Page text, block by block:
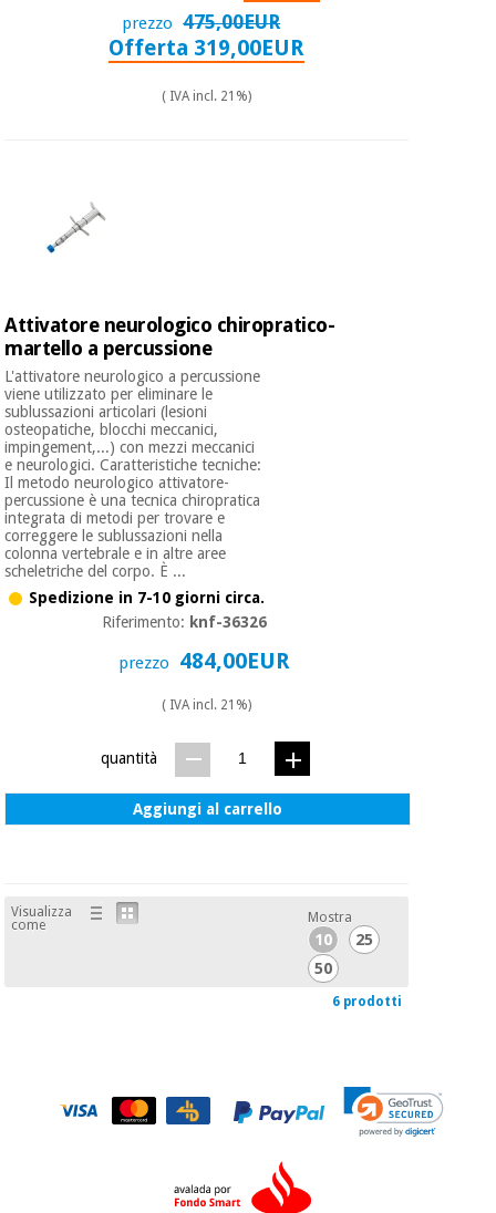
prezzo 475,00EUR
Offerta 319,00EUR
( IVA incl. 21%)
Attivatore neurologico chiropratico-
martello a percussione
L'attivatore neurologico a percussione
viene utilizzato per eliminare le
sublussazioni articolari (lesioni
osteopatiche, blocchi meccanici,
impingement,...) con mezzi meccanici
e neurologici. Caratteristiche tecniche:
Il metodo neurologico attivatore-
percussione è una tecnica chiropratica
integrata di metodi per trovare e
correggere le sublussazioni nella
colonna vertebrale e in altre aree
scheletriche del corpo. È ...
Spedizione in 7-10 giorni circa.
Riferimento: knf-36326
prezzo 484,00EUR
( IVA incl. 21%)
quantità
Aggiungi al carrello
Visualizza
come
Mostra
10
25
50
6 prodotti